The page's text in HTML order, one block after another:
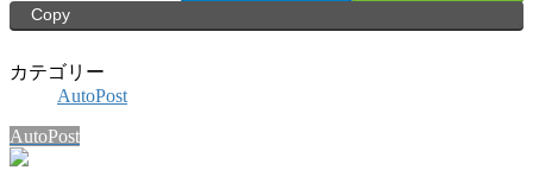
Copy
カテゴリー
AutoPost
AutoPost